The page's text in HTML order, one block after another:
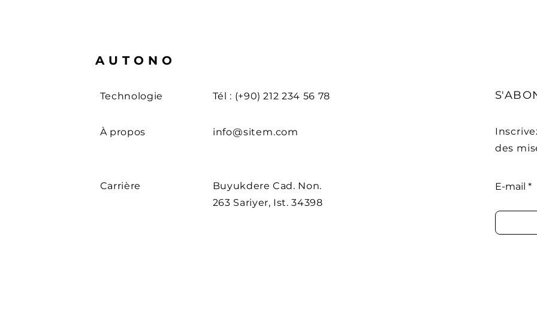
AUTONO
Technologie Tél : (+90) 212 234 56 78
À propos info@sitem.com
Carrière
Buyukdere Cad. Non.
263 Sariyer, Ist. 34398
des
E-mail